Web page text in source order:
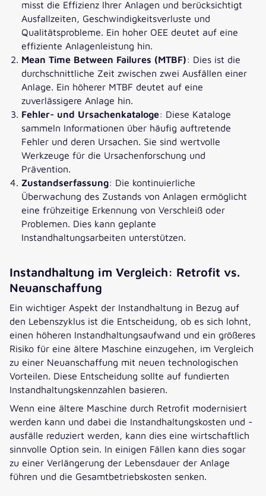
misst die Effizienz Ihrer Anlagen und berücksichtigt
Ausfallzeiten, Geschwindigkeitsverluste und
Qualitätsprobleme. Ein hoher OEE deutet auf eine
effiziente Anlagenleistung hin.
Mean Time Between Failures (MTBF): Dies ist die
durchschnittliche Zeit zwischen zwei Ausfällen einer
Anlage. Ein höherer MTBF deutet auf eine
zuverlässigere Anlage hin.
Fehler- und Ursachenkataloge: Diese Kataloge
sammeln Informationen über häufig auftretende
Fehler und deren Ursachen. Sie sind wertvolle
Werkzeuge für die Ursachenforschung und
Prävention.
Zustandserfassung: Die kontinuierliche
Überwachung des Zustands von Anlagen ermöglicht
eine frühzeitige Erkennung von Verschleiß oder
Problemen. Dies kann geplante
Instandhaltungsarbeiten unterstützen.
Instandhaltung im Vergleich: Retrofit vs.
Neuanschaffung
Ein wichtiger Aspekt der Instandhaltung in Bezug auf
den Lebenszyklus ist die Entscheidung, ob es sich lohnt,
einen höheren Instandhaltungsaufwand und ein größeres
Risiko für eine ältere Maschine einzugehen, im Vergleich
zu einer Neuanschaffung mit neuen technologischen
Vorteilen. Diese Entscheidung sollte auf fundierten
Instandhaltungskennzahlen basieren.
Wenn eine ältere Maschine durch Retrofit modernisiert
werden kann und dabei die Instandhaltungskosten und -
ausfälle reduziert werden, kann dies eine wirtschaftlich
sinnvolle Option sein. In einigen Fällen kann dies sogar
zu einer Verlängerung der Lebensdauer der Anlage
führen und die Gesamtbetriebskosten senken.